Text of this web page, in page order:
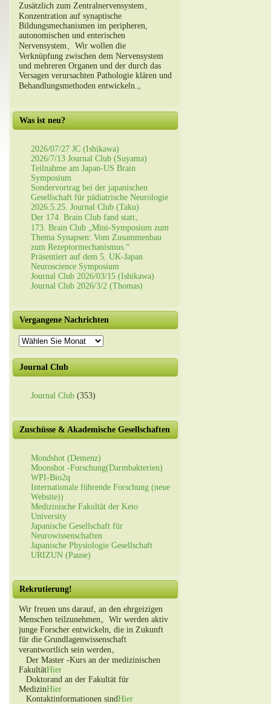
Zusätzlich zum Zentralnervensystem、
Konzentration auf synaptische
Bildungsmechanismen im peripheren,
autonomischen und enterischen
Nervensystem、Wir wollen die
Verknüpfung zwischen dem Nervensystem
und mehreren Organen und der durch das
Versagen verursachten Pathologie klären und
Behandlungsmethoden entwickeln.。
Was ist neu?
2026/07/27 JC (Ishikawa)
2026/7/13 Journal Club (Suyama)
Teilnahme am Japan-US Brain
Symposium
Sondervortrag bei der japanischen
Gesellschaft für pädiatrische Neurologie
2026.5.25. Journal Club (Taku)
Der 174. Brain Club fand statt。
173. Brain Club „Mini-Symposium zum
Thema Synapsen: Vom Zusammenbau
zum Rezeptormechanismus.“
Präsentiert auf dem 5. UK-Japan
Neuroscience Symposium
Journal Club 2026/03/15 (Ishikawa)
Journal Club 2026/3/2 (Thomas)
Vergangene Nachrichten
Vergangene
Nachrichten
Journal Club
Journal Club (353)
Zuschüsse & Akademische Gesellschaften
Mondshot (Demenz)
Moonshot -Forschung(Darmbakterien)
WPI-Bio2q
Internationale führende Forschung (neue
Website))
Medizinische Fakultät der Keio
University
Japanische Gesellschaft für
Neurowissenschaften
Japanische Physiologie Gesellschaft
URIZUN (Pause)
Rekrutierung!
Wir freuen uns darauf, an den ehrgeizigen
Menschen teilzunehmen。Wir werden aktiv
junge Forscher entwickeln, die in Zukunft
für die Grundlagenwissenschaft
verantwortlich sein werden。
Der Master -Kurs an der medizinischen
FakultätHier
Doktorand an der Fakultät für
MedizinHier
Kontaktinformationen sindHier